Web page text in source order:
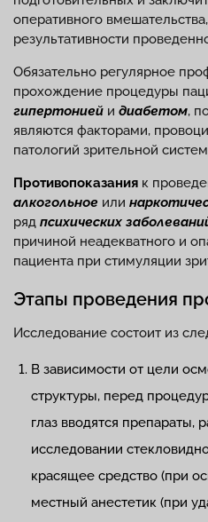
оперативного
результативности
Обязательно регулярное
прохождение процедуры
гипертонией и диабетом,
являются факторами,
патологий зрительной
Противопоказания к
алкогольное или
ряд психических
причиной неадекватного и
пациента при стимуляции
Этапы проведения
Исследование состоит из
В зависимости от цели
структуры, перед
глаз вводятся
исследовании
красящее средство (при
местный анестетик (при